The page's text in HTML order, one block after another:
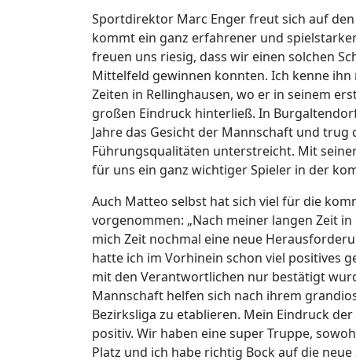
Sportdirektor Marc Enger freut sich auf
kommt ein ganz erfahrener und
freuen uns riesig, dass wir einen solchen
Mittelfeld gewinnen konnten. Ich kenne ihn
Zeiten in Rellinghausen, wo er in seinem
großen Eindruck hinterließ. In
Jahre das Gesicht der Mannschaft und trug
Führungsqualitäten unterstreicht. Mit
für uns ein ganz wichtiger Spieler in der
Auch Matteo selbst hat sich viel für die
vorgenommen: „Nach meiner langen Zeit
mich Zeit nochmal eine neue
hatte ich im Vorhinein schon viel positives
mit den Verantwortlichen nur bestätigt
Mannschaft helfen sich nach ihrem
Bezirksliga zu etablieren. Mein Eindruck
positiv. Wir haben eine super Truppe,
Platz und ich habe richtig Bock auf die neue